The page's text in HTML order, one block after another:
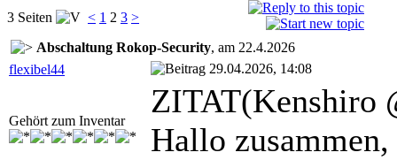
3 Seiten
< 1 2 3 >
Abschaltung Rokop-Security, am 22.4.2026
flexibel44
29.04.2026, 14:08
Gehört zum Inventar
ZITAT(Kenshiro
Hallo zusammen,